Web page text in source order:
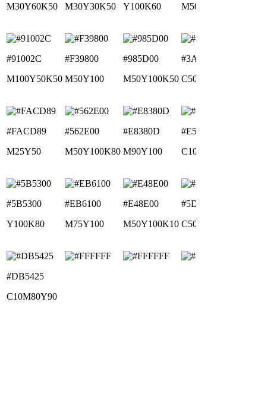
M30Y60K50
M30Y30K50
Y100K60
M50Y100K70
#91002C
M100Y50K50
#F39800
M50Y100
#985D00
M50Y100K50
#3A5800
C50Y100K70
#FACD89
M25Y50
#562E00
M50Y100K80
#E8380D
M90Y100
#E5A83F
C10M40Y80
#5B5300
Y100K80
#EB6100
M75Y100
#E48E00
M50Y100K10
#5D310C
C50M75Y100K50
#DB5425
C10M80Y90